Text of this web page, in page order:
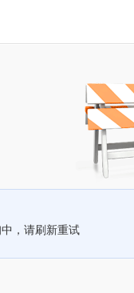
，请刷新重试